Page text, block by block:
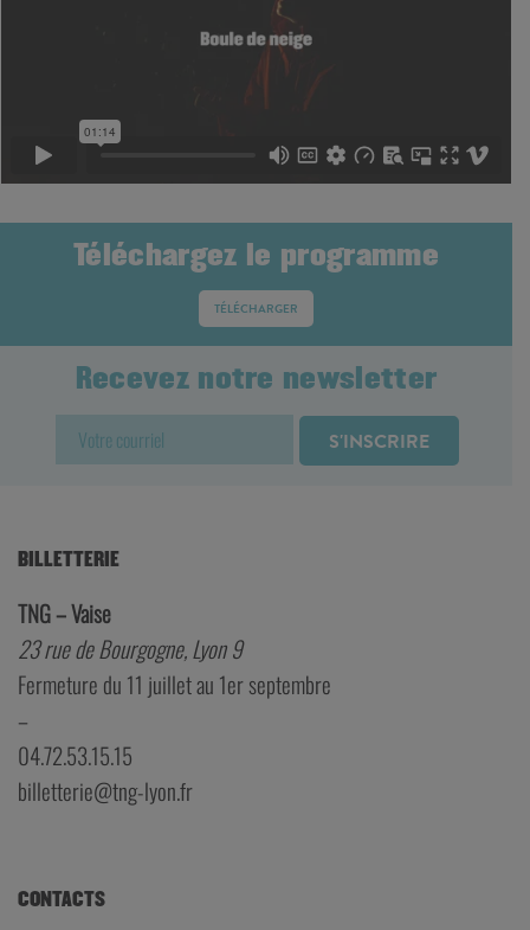
Téléchargez le programme
TÉLÉCHARGER
Recevez notre newsletter
BILLETTERIE
TNG – Vaise
23 rue de Bourgogne, Lyon 9
Fermeture du 11 juillet au 1er septembre
–
04.72.53.15.15
billetterie@tng-lyon.fr
CONTACTS